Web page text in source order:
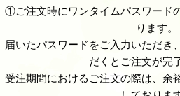
①ご注文時にワンタイムパスワード
ります。
届いたパスワードをご入力いただき
だくとご注文が完
受注期間におけるご注文の際は、余